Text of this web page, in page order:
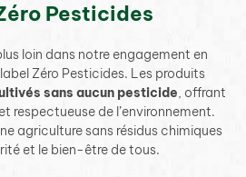
Pesticides
loin dans notre engagement en
Zéro Pesticides. Les produits
sans aucun pesticide, offrant
respectueuse de l’environnement.
agriculture sans résidus chimiques
et le bien-être de tous.